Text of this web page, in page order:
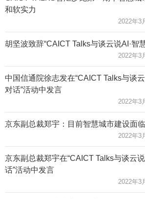
和软实力
2022年3
胡坚波致辞“CAICT Talks与谈云说AI·智
2022年3
中国信通院徐志发在“CAICT Talks与谈
对话”活动中发言
2022年3
京东副总裁郑宇：目前智慧城市建设面
2022年3
京东副总裁郑宇在“CAICT Talks与谈云
话”活动中发言
2022年3